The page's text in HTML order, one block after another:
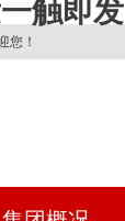
触即发
您！